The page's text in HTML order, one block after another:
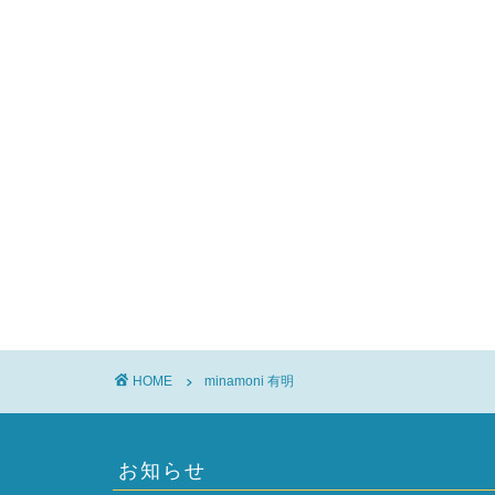
HOME minamoni 有明
お知らせ